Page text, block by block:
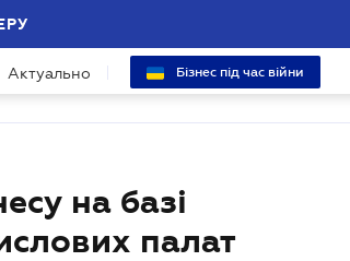
Актуально Бізнес під час війни
на базі
палат